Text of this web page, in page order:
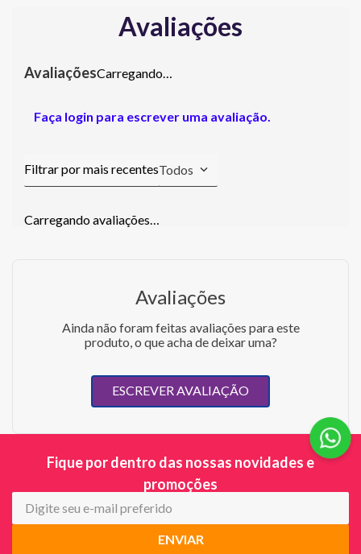
Avaliações
Carregando…
Faça login para escrever uma avaliação.
Todos
Carregando avaliações…
Avaliações
Ainda não foram feitas avaliações para este
produto, o que acha de deixar uma?
ESCREVER AVALIAÇÃO
Fique por dentro das nossas novidades e
promoções
ENVIAR